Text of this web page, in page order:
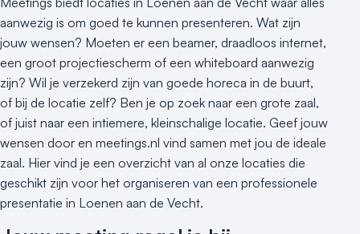
aanwezig is om goed te kunnen presenteren. Wat zijn
jouw wensen? Moeten er een beamer, draadloos internet,
een groot projectiescherm of een whiteboard aanwezig
zijn? Wil je verzekerd zijn van goede horeca in de buurt,
of bij de locatie zelf? Ben je op zoek naar een grote zaal,
of juist naar een intiemere, kleinschalige locatie. Geef jouw
wensen door en meetings.nl vind samen met jou de ideale
zaal. Hier vind je een overzicht van al onze locaties die
geschikt zijn voor het organiseren van een professionele
presentatie in Loenen aan de Vecht.